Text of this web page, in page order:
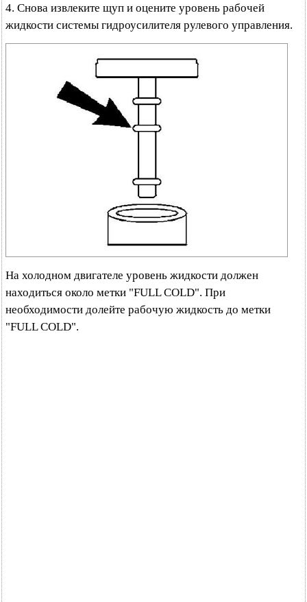
4. Снова извлеките щуп и оцените уровень рабочей
жидкости системы гидроусилителя рулевого управления.
На холодном двигателе уровень жидкости должен
находиться около метки "FULL COLD". При
необходимости долейте рабочую жидкость до метки
"FULL COLD".